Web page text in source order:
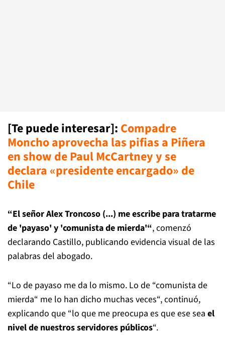
[Te puede interesar]: Compadre
Moncho aprovecha las pifias a Piñera
en show de Paul McCartney y se
declara «presidente encargado» de
Chile
“El señor Alex Troncoso (...) me escribe para tratarme
de 'payaso' y 'comunista de mierda'“, comenzó
declarando Castillo, publicando evidencia visual de las
palabras del abogado.
“Lo de payaso me da lo mismo. Lo de “comunista de
mierda“ me lo han dicho muchas veces“, continuó,
explicando que “lo que me preocupa es que ese sea el
nivel de nuestros servidores públicos“.